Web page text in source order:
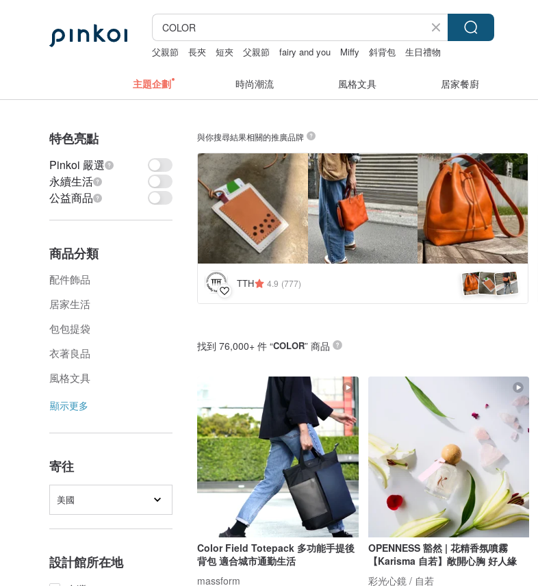
父親節 長夾 短夾 父親節 fairy and you Miffy 斜背包 生日禮物
主題企劃 時尚潮流 風格文具 居家餐廚
特色亮點
Pinkoi 嚴選
永續生活
公益商品
商品分類
配件飾品
居家生活
包包提袋
衣著良品
風格文具
顯示更多
寄往
美國
設計館所在地
與你搜尋結果相關的推廣品牌
TTH 4.9 (777)
找到 76,000+ 件 “COLOR” 商品
Color Field Totepack 多功能手提後
背包 適合城市通勤生活
massform
OPENNESS 豁然 | 花精香氛噴霧
【Karisma 自若】敞開心胸 好人緣
彩光心鏡 / 自若